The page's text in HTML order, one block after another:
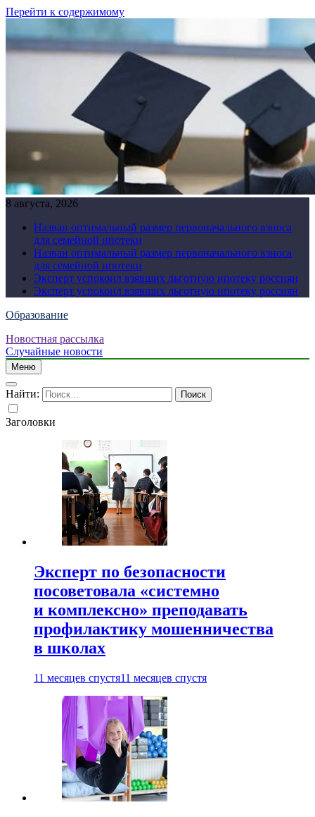
Перейти к содержимому
8 августа, 2026
Назван оптимальный размер первоначального взноса
для семейной ипотеки
Назван оптимальный размер первоначального взноса
для семейной ипотеки
Эксперт успокоил взявших льготную ипотеку россиян
Эксперт успокоил взявших льготную ипотеку россиян
Образование
Новостная рассылка
Случайные новости
Меню
Найти:
Заголовки
Эксперт по безопасности
посоветовала «системно
и комплексно» преподавать
профилактику мошенничества
в школах
11 месяцев спустя11 месяцев спустя